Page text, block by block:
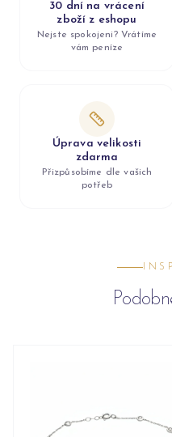
30 dní na vrácení
zboží z eshopu
Nejste spokojeni? Vrátíme
vám peníze
Úprava velikosti
zdarma
Přizpůsobíme dle vašich
potřeb